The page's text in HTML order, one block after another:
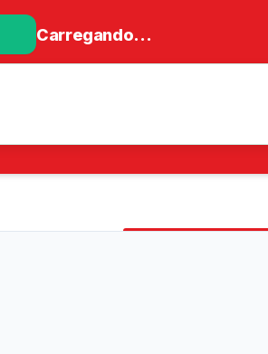
Carregando...